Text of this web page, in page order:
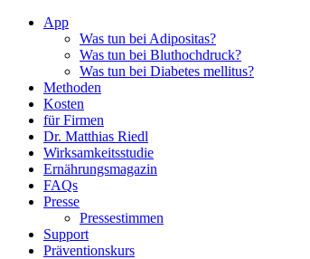
App
Was tun bei Adipositas?
Was tun bei Bluthochdruck?
Was tun bei Diabetes mellitus?
Methoden
Kosten
für Firmen
Dr. Matthias Riedl
Wirksamkeitsstudie
Ernährungsmagazin
FAQs
Presse
Pressestimmen
Support
Präventionskurs